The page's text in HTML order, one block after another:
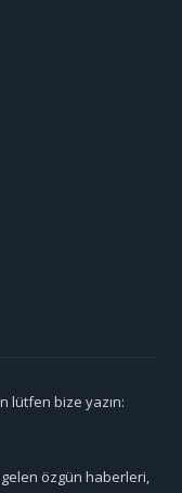
lütfen bize yazın:
özgün haberleri,